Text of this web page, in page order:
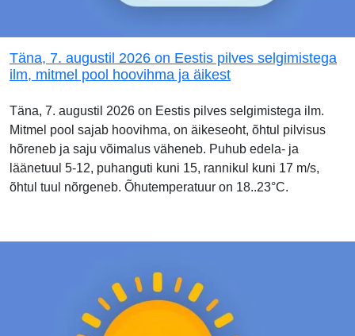
Täna, 7. augustil 2026 on Eestis pilves selgimistega
ilm, mitmel pool hoovihma ja äikest
Täna, 7. augustil 2026 on Eestis pilves selgimistega ilm.
Mitmel pool sajab hoovihma, on äikeseoht, õhtul pilvisus
hõreneb ja saju võimalus väheneb. Puhub edela- ja
läänetuul 5-12, puhanguti kuni 15, rannikul kuni 17 m/s,
õhtul tuul nõrgeneb. Õhutemperatuur on 18..23°C.